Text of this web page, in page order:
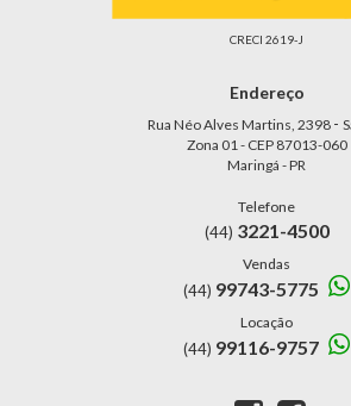
CRECI 2619-J
Endereço
Rua Néo Alves Martins, 2398 -
Zona 01 - CEP 87013-060
Maringá - PR
Telefone
(44) 3221-4500
Vendas
(44) 99743-5775
Locação
(44) 99116-9757